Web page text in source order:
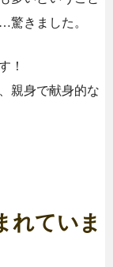
驚きました。
！
親身で献身的な
れていま